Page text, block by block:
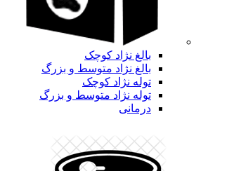
بالغ نژاد کوچک
بالغ نژاد متوسط و بزرگ
توله نژاد کوچک
توله نژاد متوسط و بزرگ
درمانی